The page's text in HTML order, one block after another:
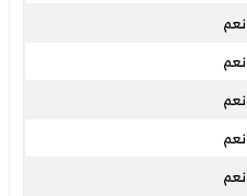
نعم
نعم
نعم
نعم
نعم